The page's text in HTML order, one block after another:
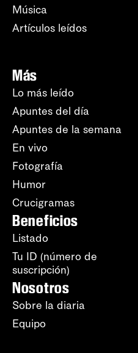
Música
Artículos leídos
Más
Lo más leído
Apuntes del día
Apuntes de la semana
En vivo
Fotografía
Humor
Crucigramas
Beneficios
Listado
Tu ID (número de
suscripción)
Nosotros
Sobre la diaria
Equipo